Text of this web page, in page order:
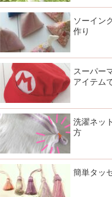
ソーイン
作り
スーパー
アイテム
洗濯ネッ
方
簡単タッ